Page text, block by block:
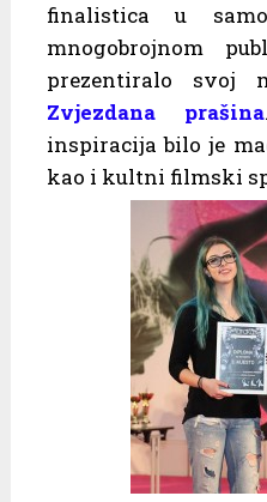
finalistica u
mnogobrojnom
prezentiralo svoj
Zvjezdana prašina
inspiracija bilo je
kao i kultni filmski